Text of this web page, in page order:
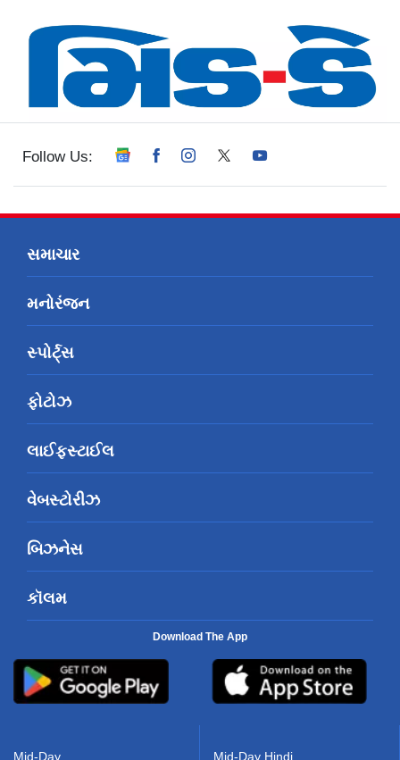
Follow Us:
સમાચાર
મનોરંજન
સ્પોર્ટ્સ
ફોટોઝ
લાઈફસ્ટાઈલ
વેબસ્ટોરીઝ
બિઝનેસ
કૉલમ
Download The App
Mid-Day Mid-Day Hindi